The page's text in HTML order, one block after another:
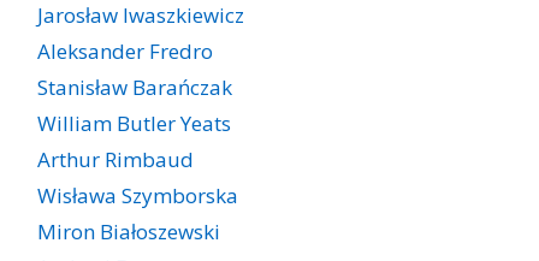
Jarosław Iwaszkiewicz
Aleksander Fredro
Stanisław Barańczak
William Butler Yeats
Arthur Rimbaud
Wisława Szymborska
Miron Białoszewski